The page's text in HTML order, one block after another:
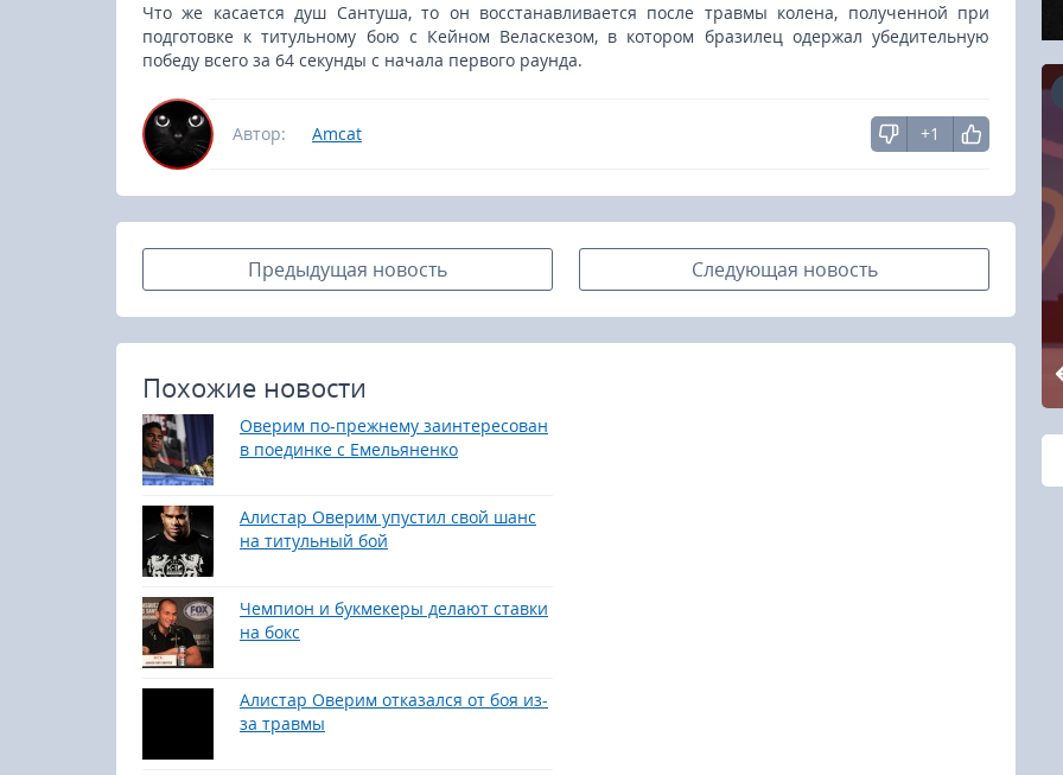
Что же касается душ Сантуша, то он восстанавливается после травмы колена, полученной при
подготовке к титульному бою с Кейном Веласкезом, в котором бразилец одержал убедительную
победу всего за 64 секунды с начала первого раунда.
Автор: Amcat +1
Предыдущая новость Следующая новость
Похожие новости
Оверим по-прежнему заинтересован
в поединке с Емельяненко
Алистар Оверим упустил свой шанс
на титульный бой
Чемпион и букмекеры делают ставки
на бокс
Алистар Оверим отказался от боя из-
за травмы
23-25.10.2026
Autumn Camp 2026
27-
летней
России 2026